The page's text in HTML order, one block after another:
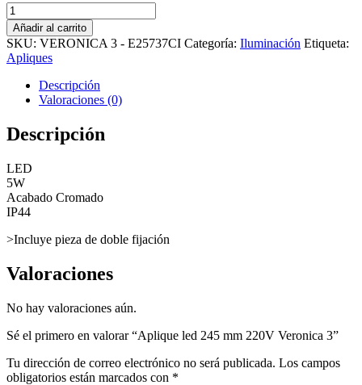
Aplique
led
245
mm
220V
Veronica
cantidad
Añadir al carrito
SKU: VERONICA 3 - E25737CI Categoría: Iluminación Etiqueta:
Apliques
Descripción
Valoraciones (0)
Descripción
LED
5W
Acabado Cromado
IP44
>Incluye pieza de doble fijación
Valoraciones
No hay valoraciones aún.
Sé el primero en valorar “Aplique led 245 mm 220V Veronica 3”
Tu dirección de correo electrónico no será publicada. Los campos
obligatorios están marcados con *